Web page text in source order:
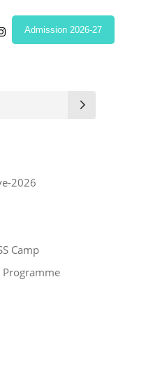
Admission 2026-27
2026
Camp
Programme